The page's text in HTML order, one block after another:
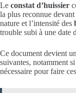
Le constat d’huissier
la plus reconnue
nature et l’intensité des
trouble subi à une date
Ce document devient
suivantes, notamment
nécessaire pour faire